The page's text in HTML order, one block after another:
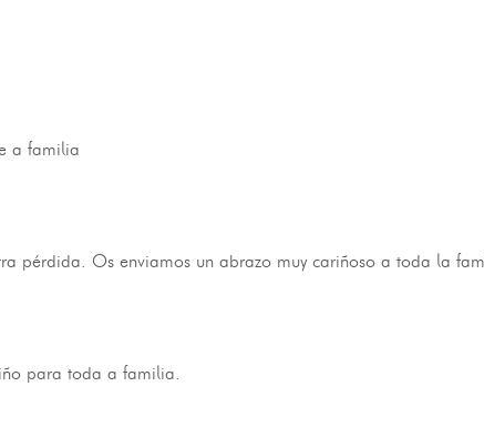
a familia
pérdida. Os enviamos un abrazo muy cariñoso a toda la
para toda a familia.